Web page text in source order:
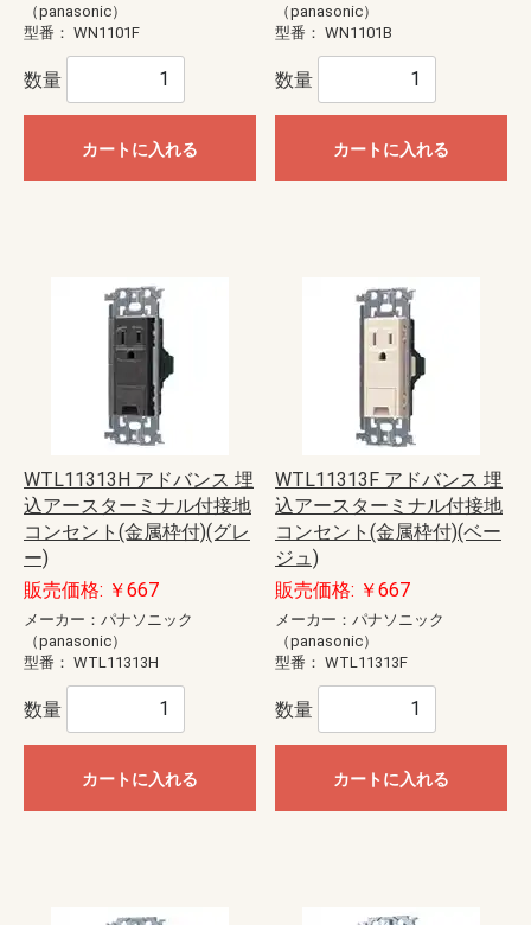
（panasonic）
型番： WN1101F
数量
カートに入れる
（panasonic）
型番： WN1101B
数量
カートに入れる
WTL11313H アドバンス 埋
込アースターミナル付接地
コンセント(金属枠付)(グレ
ー)
販売価格: ￥667
メーカー：パナソニック
（panasonic）
型番： WTL11313H
数量
カートに入れる
WTL11313F アドバンス 埋
込アースターミナル付接地
コンセント(金属枠付)(ベー
ジュ)
販売価格: ￥667
メーカー：パナソニック
（panasonic）
型番： WTL11313F
数量
カートに入れる